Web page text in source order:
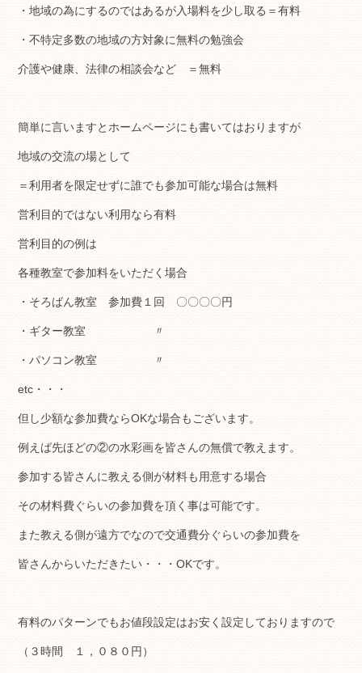
・地域の為にするのではあるが入場料を少し取る＝有料
・不特定多数の地域の方対象に無料の勉強会
介護や健康、法律の相談会など ＝無料
簡単に言いますとホームページにも書いてはおりますが
地域の交流の場として
＝利用者を限定せずに誰でも参加可能な場合は無料
営利目的ではない利用なら有料
営利目的の例は
各種教室で参加料をいただく場合
・そろばん教室 参加費１回 〇〇〇〇円
・ギター教室 〃
・パソコン教室 〃
etc・・・
但し少額な参加費ならOKな場合もございます。
例えば先ほどの②の水彩画を皆さんの無償で教えます。
参加する皆さんに教える側が材料も用意する場合
その材料費ぐらいの参加費を頂く事は可能です。
また教える側が遠方でなので交通費分ぐらいの参加費を
皆さんからいただきたい・・・OKです。
有料のパターンでもお値段設定はお安く設定しておりますので
（３時間 １，０８０円）